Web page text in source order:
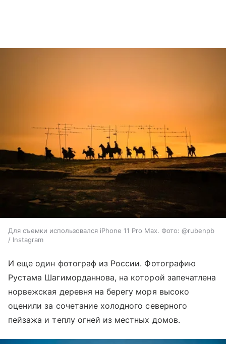
Для съемки использовался iPhone 11 Pro Max. Фото: @rubenpb
/ Instagram
И еще один фотограф из России. Фотографию
Рустама Шагиморданнова, на которой запечатлена
норвежская деревня на берегу моря высоко
оценили за сочетание холодного северного
пейзажа и теплу огней из местных домов.